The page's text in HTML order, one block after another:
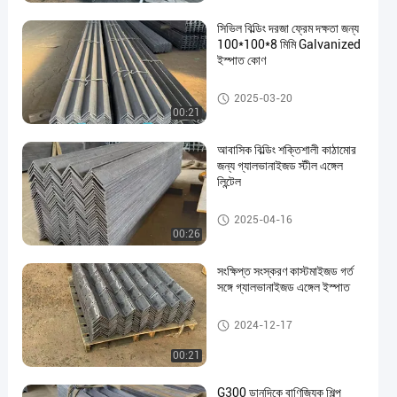
00:21
সিভিল বিল্ডিং দরজা ফ্রেম দক্ষতা জন্য
100*100*8 মিমি Galvanized
ইস্পাত কোণ
গ্যালভানাইজড স্টীল এঙ্গেল লিন্টেল
2025-03-20
00:26
আবাসিক বিল্ডিং শক্তিশালী কাঠামোর
জন্য গ্যালভানাইজড স্টীল এঙ্গেল
লিন্টেল
গ্যালভানাইজড স্টীল এঙ্গেল লিন্টেল
2025-04-16
00:21
সংক্ষিপ্ত সংস্করণ কাস্টমাইজড গর্ত
সঙ্গে গ্যালভানাইজড এঙ্গেল ইস্পাত
গ্যালভানাইজড স্টীল এঙ্গেল লিন্টেল
2024-12-17
G300 ডানদিকে বাণিজ্যিক শিল্প